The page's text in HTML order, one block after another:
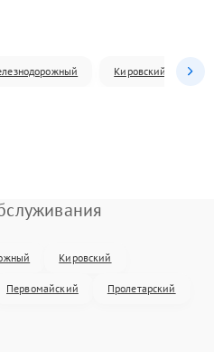
Кировский
Кировский
Первомайский Пролетарский